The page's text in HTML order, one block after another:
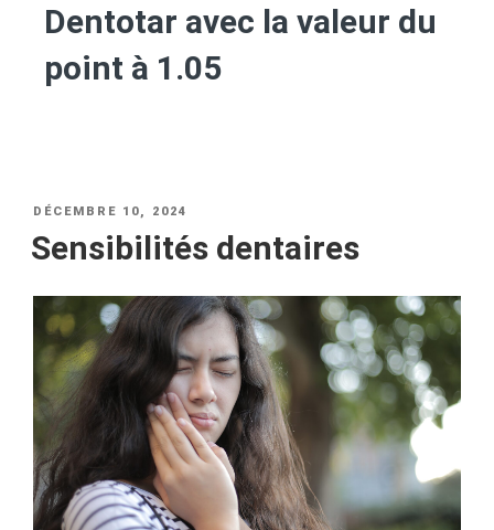
Dentotar avec la valeur du
point à 1.05
DÉCEMBRE 10, 2024
Sensibilités dentaires